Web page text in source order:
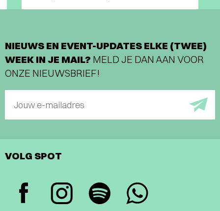
NIEUWS EN EVENT-UPDATES ELKE (TWEE)
WEEK IN JE MAIL? MELD JE DAN AAN VOOR
ONZE NIEUWSBRIEF!
Jouw e-mailadres
VOLG SPOT